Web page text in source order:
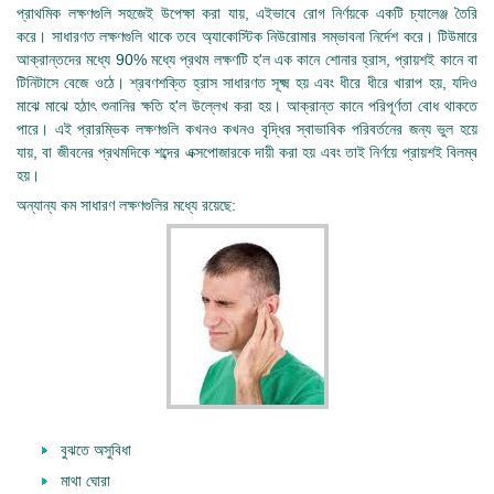
প্রাথমিক লক্ষণগুলি সহজেই উপেক্ষা করা যায়, এইভাবে রোগ নির্ণয়কে একটি চ্যালেঞ্জ তৈরি
করে। সাধারণত লক্ষণগুলি থাকে তবে অ্যাকোস্টিক নিউরোমার সম্ভাবনা নির্দেশ করে। টিউমারে
আক্রান্তদের মধ্যে 90% মধ্যে প্রথম লক্ষণটি হ'ল এক কানে শোনার হ্রাস, প্রায়শই কানে বা
টিনিটাসে বেজে ওঠে। শ্রবণশক্তি হ্রাস সাধারণত সূক্ষ্ম হয় এবং ধীরে ধীরে খারাপ হয়, যদিও
মাঝে মাঝে হঠাৎ শুনানির ক্ষতি হ'ল উল্লেখ করা হয়। আক্রান্ত কানে পরিপূর্ণতা বোধ থাকতে
পারে। এই প্রারম্ভিক লক্ষণগুলি কখনও কখনও বৃদ্ধির স্বাভাবিক পরিবর্তনের জন্য ভুল হয়ে
যায়, বা জীবনের প্রথমদিকে শব্দের এক্সপোজারকে দায়ী করা হয় এবং তাই নির্ণয়ে প্রায়শই বিলম্ব
হয়।
অন্যান্য কম সাধারণ লক্ষণগুলির মধ্যে রয়েছে:
বুঝতে অসুবিধা
মাথা ঘোরা